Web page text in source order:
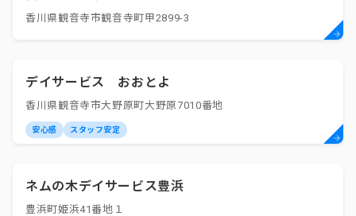
香川県観音寺市観音寺町甲2899-3
デイサービス おおとよ
香川県観音寺市大野原町大野原7010番地
安心感 スタッフ安定
ネムの木デイサービス豊浜
豊浜町姫浜41番地１